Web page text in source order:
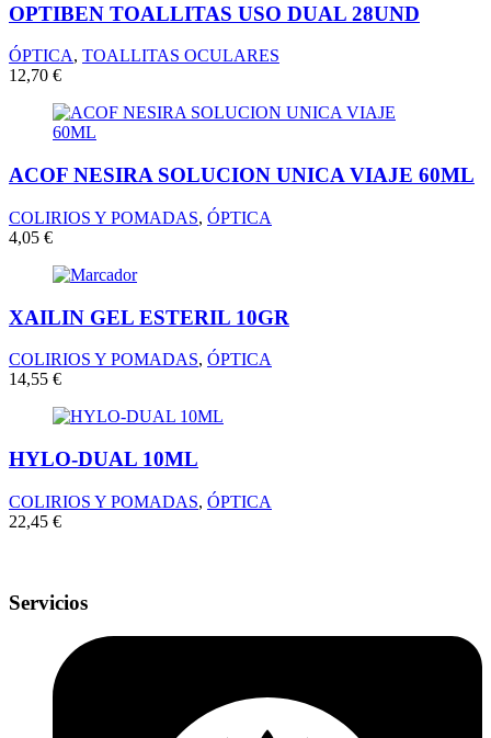
OPTIBEN TOALLITAS USO DUAL 28UND
ÓPTICA, TOALLITAS OCULARES
12,70 €
ACOF NESIRA SOLUCION UNICA VIAJE 60ML
COLIRIOS Y POMADAS, ÓPTICA
4,05 €
XAILIN GEL ESTERIL 10GR
COLIRIOS Y POMADAS, ÓPTICA
14,55 €
HYLO-DUAL 10ML
COLIRIOS Y POMADAS, ÓPTICA
22,45 €
Servicios